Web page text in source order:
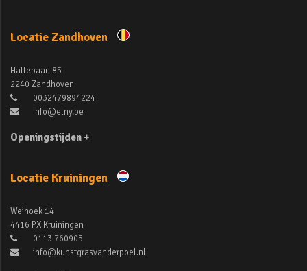
Locatie Zandhoven
Hallebaan 85
2240 Zandhoven
0032479894224
info@elny.be
Openingstijden +
Locatie Kruiningen
Weihoek 14
4416 PX Kruiningen
0113-760905
info@kunstgrasvanderpoel.nl